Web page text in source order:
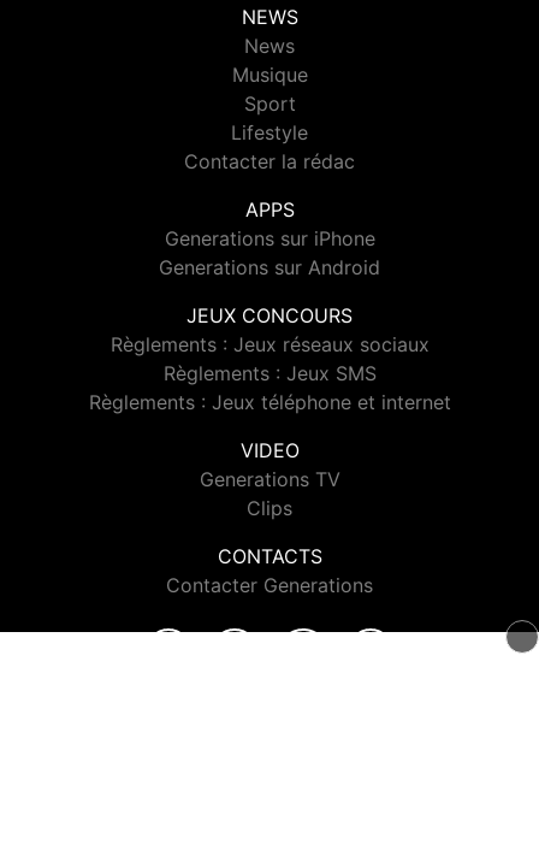
NEWS
News
Musique
Sport
Lifestyle
Contacter la rédac
APPS
Generations sur iPhone
Generations sur Android
JEUX CONCOURS
Règlements : Jeux réseaux sociaux
Règlements : Jeux SMS
Règlements : Jeux téléphone et internet
VIDEO
Generations TV
Clips
CONTACTS
Contacter Generations